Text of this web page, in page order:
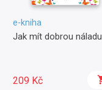
e-kniha
Jak mít dobrou náladu
209 Kč